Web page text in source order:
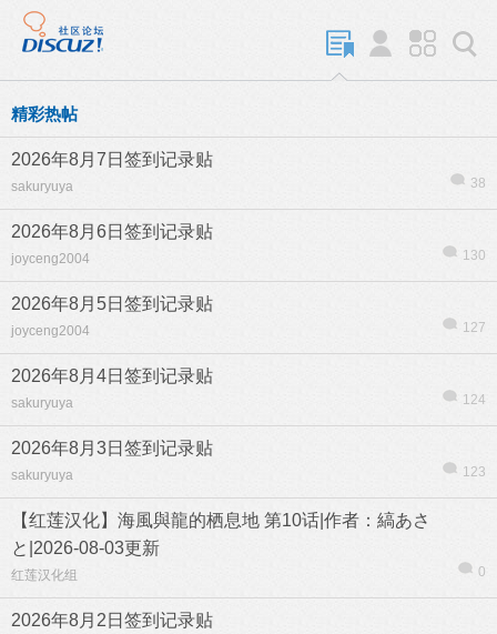
精彩热帖
2026年8月7日签到记录贴
sakuryuya 38
2026年8月6日签到记录贴
joyceng2004 130
2026年8月5日签到记录贴
joyceng2004 127
2026年8月4日签到记录贴
sakuryuya 124
2026年8月3日签到记录贴
sakuryuya 123
【红莲汉化】海風與龍的栖息地 第10话|作者：縞あさ
と|2026-08-03更新
红莲汉化组 0
2026年8月2日签到记录贴